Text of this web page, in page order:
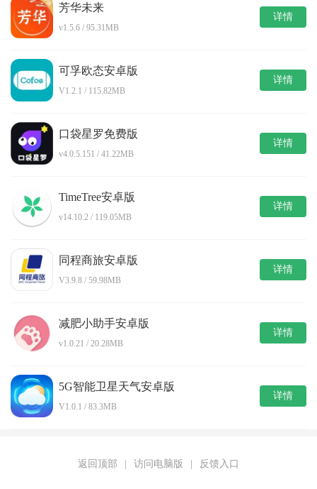
芳华未来
v1.5.6 / 95.31MB
详情
可孚欧态安卓版
V1.2.1 / 115.82MB
详情
口袋星罗免费版
v4.0.5.151 / 41.22MB
详情
TimeTree安卓版
v14.10.2 / 119.05MB
详情
同程商旅安卓版
V3.9.8 / 59.98MB
详情
减肥小助手安卓版
v1.0.21 / 20.28MB
详情
5G智能卫星天气安卓版
V1.0.1 / 83.3MB
详情
返回顶部 访问电脑版 反馈入口